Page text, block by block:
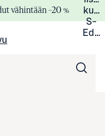
vähintään –20 %
S-